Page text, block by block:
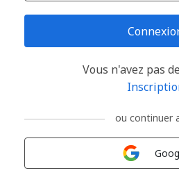
Vous n'avez pas
ou continuer